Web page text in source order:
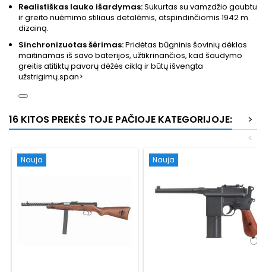
Realistiškas lauko išardymas:Sukurtas su vamzdžio gaubtu
ir greito nuėmimo stiliaus detalėmis, atspindinčiomis 1942 m.
dizainą.
Sinchronizuotas šėrimas:Pridėtas būgninis šovinių dėklas
maitinamas iš savo baterijos, užtikrinančios, kad šaudymo
greitis atitiktų pavarų dėžės ciklą ir būtų išvengta
užstrigimų.span>
16 KITOS PREKĖS TOJE PAČIOJE KATEGORIJOJE:
>
<
Nauja Nauja